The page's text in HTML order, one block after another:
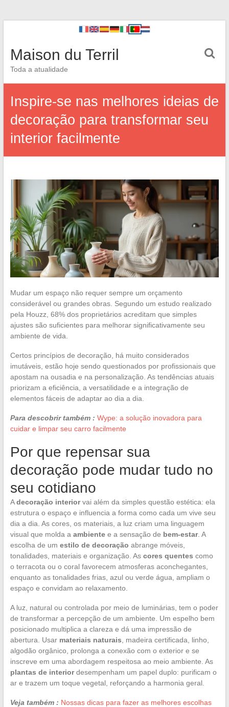
Maison du Terril
Toda a atualidade
Inspire-se nas melhores ideias de
decoração para transformar seu
interior facilmente
Mudar um espaço não requer sempre um orçamento
considerável ou grandes obras. Segundo um estudo realizado
pela Houzz, 68% dos proprietários acreditam que simples
ajustes são suficientes para melhorar significativamente seu
ambiente de vida.
Certos princípios de decoração, há muito considerados
imutáveis, estão hoje sendo questionados por profissionais que
apostam na ousadia e na personalização. As tendências atuais
priorizam a eficiência, a versatilidade e a integração de
elementos fáceis de adaptar ao dia a dia.
Para descobrir também : Wype: a solução inovadora para
cuidar e limpar seu carro facilmente
Por que repensar sua
decoração pode mudar tudo no
seu cotidiano
Adecoração interiorvai além da simples questão estética: ela
estrutura o espaço e influencia a forma como cada um vive seu
dia a dia. As cores, os materiais, a luz criam uma linguagem
visual que molda a ambientee a sensação de bem-estar. A
escolha de um estilo de decoração abrange móveis,
tonalidades, materiais e organização. As cores quentes como
o terracota ou o coral favorecem atmosferas aconchegantes,
enquanto as tonalidades frias, azul ou verde água, ampliam o
espaço e convidam ao relaxamento.
A luz, natural ou controlada por meio de luminárias, tem o poder
de transformar a percepção de um ambiente. Um espelho bem
posicionado multiplica a clareza e dá uma impressão de
abertura. Usar materiais naturais , madeira certificada, linho,
algodão orgânico, prolonga a conexão com o exterior e se
inscreve em uma abordagem respeitosa ao meio ambiente. As
plantas de interiordesempenham um papel duplo: purificam o
ar e trazem um toque vegetal, reforçando a harmonia geral.
Veja também : Nossas dicas para fazer as melhores escolhas